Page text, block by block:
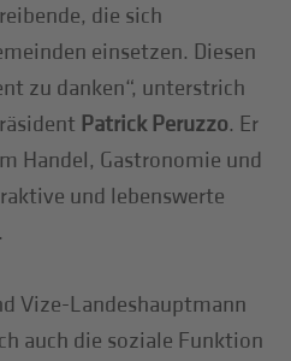
die sich
einsetzen. Diesen
zu danken“, unterstrich
Patrick Peruzzo. Er
Handel, Gastronomie und
und lebenswerte
Vize-Landeshauptmann
auch die soziale Funktion